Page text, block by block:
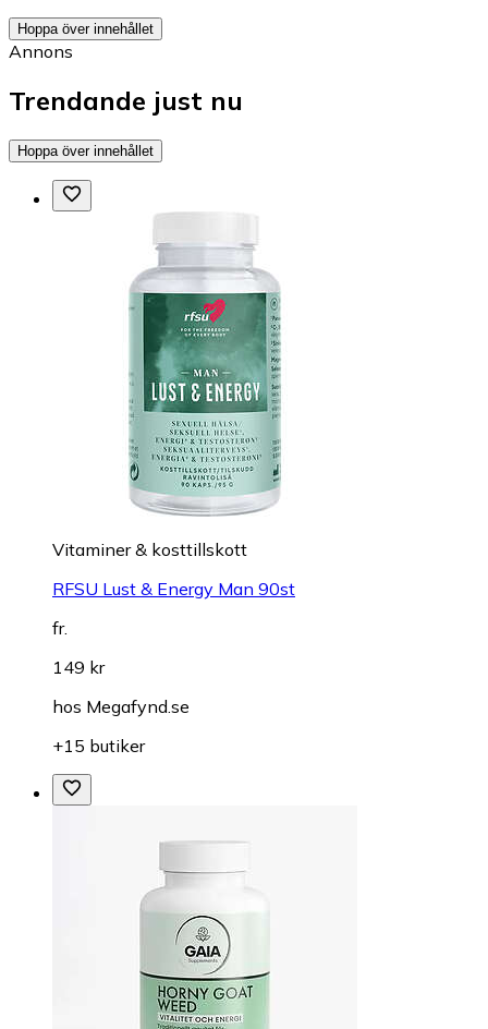
Hoppa över innehållet
Annons
Trendande just nu
Hoppa över innehållet
Vitaminer & kosttillskott
RFSU Lust & Energy Man 90st
fr.
149 kr
hos Megafynd.se
+15 butiker